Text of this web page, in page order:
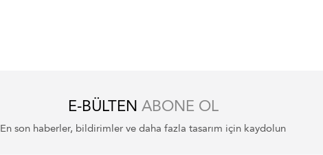
E-BÜLTEN ABONE OL
En son haberler, bildirimler ve daha fazla tasarım için kaydolun